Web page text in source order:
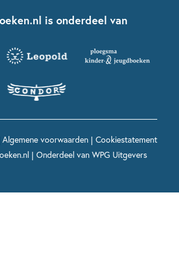
is onderdeel van
Algemene voorwaarden| Cookiestatement
| Onderdeel van WPG Uitgevers